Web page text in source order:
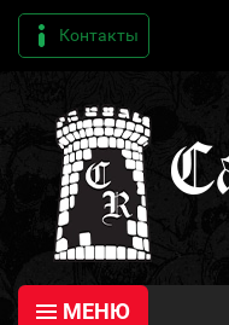
Контакты
МЕНЮ